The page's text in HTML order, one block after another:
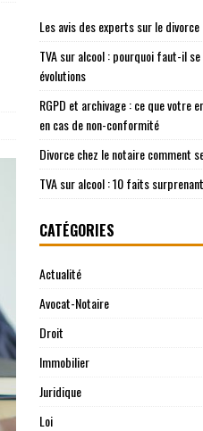
Les avis des experts sur le
TVA sur alcool : pourquoi faut-il
évolutions
RGPD et archivage : ce que votre
en cas de non-conformité
Divorce chez le notaire comment
TVA sur alcool : 10 faits
CATÉGORIES
Actualité
Avocat-Notaire
Droit
Immobilier
Juridique
Loi